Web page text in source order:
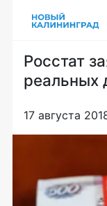
Росстат
реальных
17 августа